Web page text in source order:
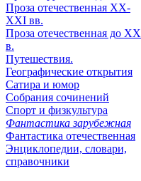
Проза отечественная XX-
XXI вв.
Проза отечественная до XX
в.
Путешествия.
Географические открытия
Сатира и юмор
Собрания сочинений
Спорт и физкультура
Фантастика зарубежная
Фантастика отечественная
Энциклопедии, cловари,
справочники